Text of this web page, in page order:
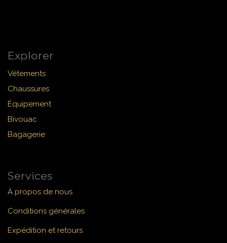
Explorer
Vêtements
Chaussures
Équipement
Bivouac
Bagagerie
Services
À propos de nous
Conditions générales
Expédition et retours